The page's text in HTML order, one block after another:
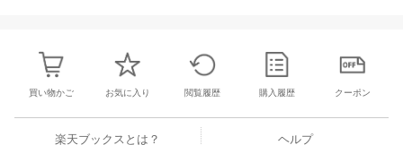
買い物かご お気に入り 閲覧履歴 購入履歴 クーポン
楽天ブックスとは？ ヘルプ